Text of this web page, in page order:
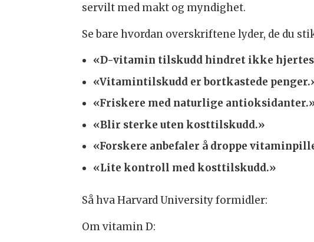
servilt med makt og myndighet.
Se bare hvordan overskriftene lyder, de du
«D-vitamin tilskudd hindret ikke
«Vitamintilskudd er bortkastede
«Friskere med naturlige
«Blir sterke uten kosttilskudd.»
«Forskere anbefaler å droppe
«Lite kontroll med kosttilskudd.»
Så hva Harvard University formidler:
Om vitamin D: